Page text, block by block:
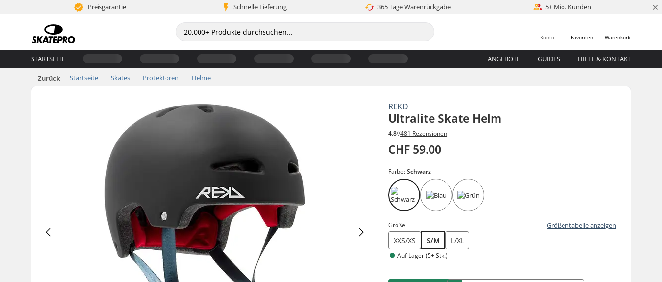
Preisgarantie Schnelle Lieferung 365 Tage Warenrückgabe 5+ Mio. Kunden ×
Warenkorb
Favoriten
Konto
STARTSEITE ANGEBOTE GUIDES HILFE & KONTAKT
Zurück Startseite Skates Protektoren Helme
REKD
Ultralite Skate Helm
4.8//481 Rezensionen
CHF 59.00
Farbe:Schwarz
Größe Größentabelle anzeigen
XXS/XS S/M L/XL
Auf Lager (5+ Stk.)